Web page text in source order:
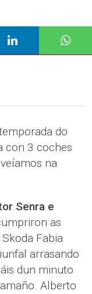
do
con 3 coches
na
Senra e
as
Fabia
arrasando
dun minuto
Alberto